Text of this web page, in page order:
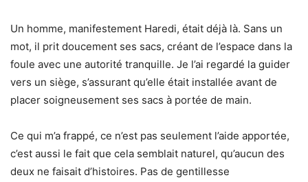
Un homme, manifestement Haredi, était déjà là. Sans un
mot, il prit doucement ses sacs, créant de l’espace dans la
foule avec une autorité tranquille. Je l’ai regardé la guider
vers un siège, s’assurant qu’elle était installée avant de
placer soigneusement ses sacs à portée de main.
Ce qui m’a frappé, ce n’est pas seulement l’aide apportée,
c’est aussi le fait que cela semblait naturel, qu’aucun des
deux ne faisait d’histoires. Pas de gentillesse